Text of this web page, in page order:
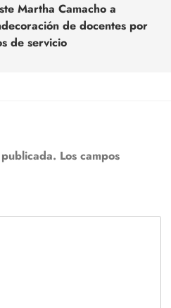
Martha Camacho a
de docentes por
de servicio
Los campos